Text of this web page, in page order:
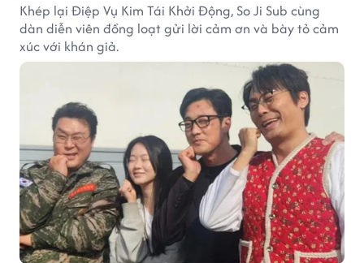
Khép lại Điệp Vụ Kim Tái Khởi Động, So Ji Sub cùng
dàn diễn viên đồng loạt gửi lời cảm ơn và bày tỏ cảm
xúc với khán giả.